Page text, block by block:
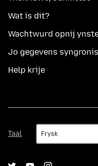
Wat is dit?
Wachtwurd opnij
Jo gegevens
Help krije
Taal
Taal